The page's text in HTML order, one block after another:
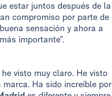
estar juntos después de la
compromiso por parte de
sensación y ahora a
importante”.
visto muy claro. He visto
Ha sido increíble por